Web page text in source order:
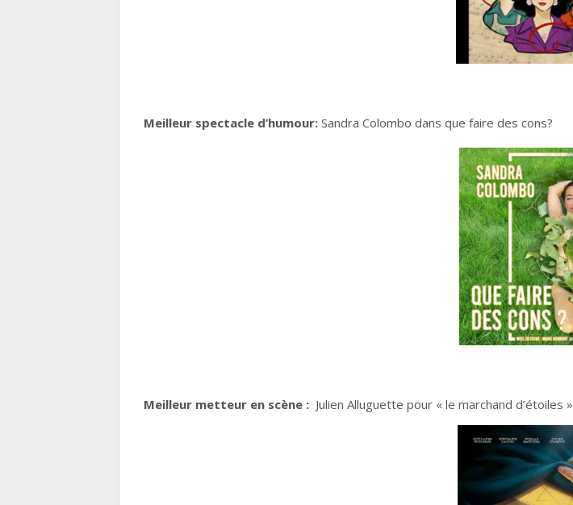
Meilleur spectacle d’humour: Sandra Colombo dans que faire des cons?
Meilleur metteur en scène : Julien Alluguette pour « le marchand d’étoiles »